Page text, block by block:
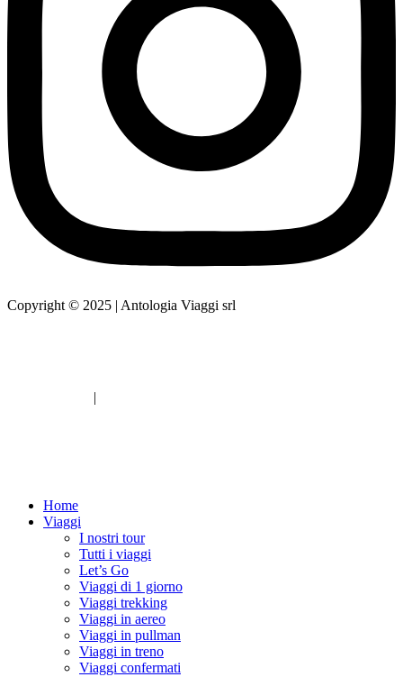
Copyright © 2025 | Antologia Viaggi srl
|
Home
Viaggi
I nostri tour
Tutti i viaggi
Let’s Go
Viaggi di 1 giorno
Viaggi trekking
Viaggi in aereo
Viaggi in pullman
Viaggi in treno
Viaggi confermati